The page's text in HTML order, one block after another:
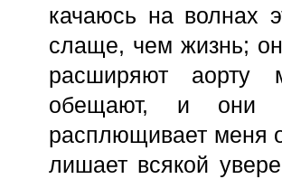
качаюсь на волнах
слаще, чем жизнь;
расширяют аорту
обещают, и они
расплющивает меня
лишает всякой